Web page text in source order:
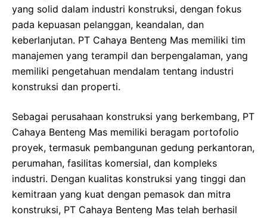
yang solid dalam industri konstruksi, dengan fokus
pada kepuasan pelanggan, keandalan, dan
keberlanjutan. PT Cahaya Benteng Mas memiliki tim
manajemen yang terampil dan berpengalaman, yang
memiliki pengetahuan mendalam tentang industri
konstruksi dan properti.
Sebagai perusahaan konstruksi yang berkembang, PT
Cahaya Benteng Mas memiliki beragam portofolio
proyek, termasuk pembangunan gedung perkantoran,
perumahan, fasilitas komersial, dan kompleks
industri. Dengan kualitas konstruksi yang tinggi dan
kemitraan yang kuat dengan pemasok dan mitra
konstruksi, PT Cahaya Benteng Mas telah berhasil